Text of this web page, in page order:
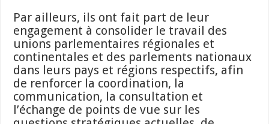
Par ailleurs, ils ont fait part de leur
engagement à consolider le travail des
unions parlementaires régionales et
continentales et des parlements nationaux
dans leurs pays et régions respectifs, afin
de renforcer la coordination, la
communication, la consultation et
l’échange de points de vue sur les